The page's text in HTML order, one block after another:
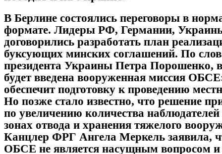
В Берлине состоялись переговоры в
формате. Лидеры РФ, Германии,
договорились разработать план
буксующих минских соглашений. По
президента Украины Петра Порошенко,
будет введена вооруженная миссия
обеспечит подготовку к проведению
Но позже стало известно, что решение
по увеличению количества
зонах отвода и хранения тяжелого
Канцлер ФРГ Ангела Меркель заявила,
ОБСЕ не является насущным вопросом и